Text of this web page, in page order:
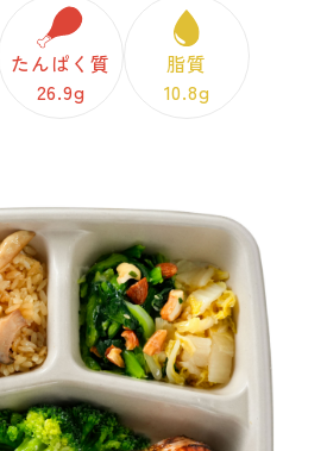
たんぱく質
26.9g
脂質
10.8g